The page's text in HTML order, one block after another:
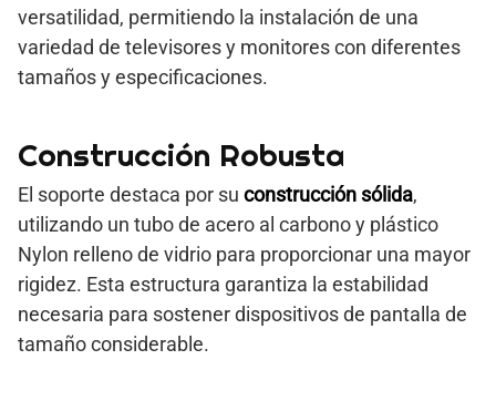
versatilidad, permitiendo la instalación de una
variedad de televisores y monitores con diferentes
tamaños y especificaciones.
Construcción Robusta
El soporte destaca por su construcción sólida,
utilizando un tubo de acero al carbono y plástico
Nylon relleno de vidrio para proporcionar una mayor
rigidez. Esta estructura garantiza la estabilidad
necesaria para sostener dispositivos de pantalla de
tamaño considerable.